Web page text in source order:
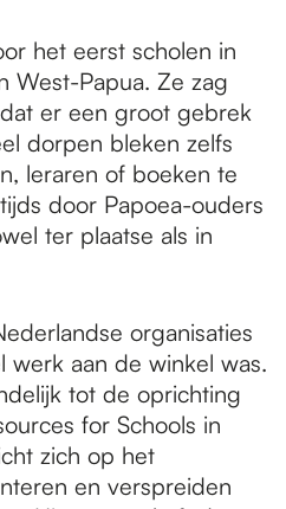
het eerst scholen in
West-Papua. Ze zag
er een groot gebrek
dorpen bleken zelfs
leraren of boeken te
door Papoea-ouders
ter plaatse als in
organisaties
aan de winkel was.
tot de oprichting
for Schools in
zich op het
en verspreiden